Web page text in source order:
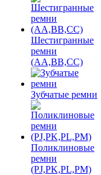
Шестигранные
ремни
(AA,BB,CC)
Зубчатые ремни
Поликлиновые
ремни
(PJ,PK,PL,PM)